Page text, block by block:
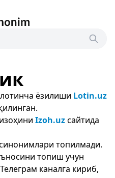
ёзилиши Lotin.uz
Izoh.uzсайтида
топилмади.
топиш учун
каналга кириб,